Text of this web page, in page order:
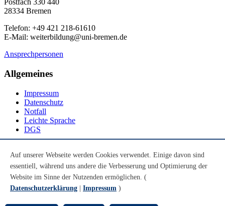
Postfach 330 440
28334 Bremen
Telefon: +49 421 218-61610
E-Mail: weiterbildung@uni-bremen.de
Ansprechpersonen
Allgemeines
Impressum
Datenschutz
Notfall
Leichte Sprache
DGS
Youtube
Instagram
LinkedIn
Auf unserer Webseite werden Cookies verwendet. Einige davon sind
essentiell, während uns andere die Verbesserung und Optimierung der
Website im Sinne der Nutzenden ermöglichen. (
Datenschutzerklärung
Impressum )